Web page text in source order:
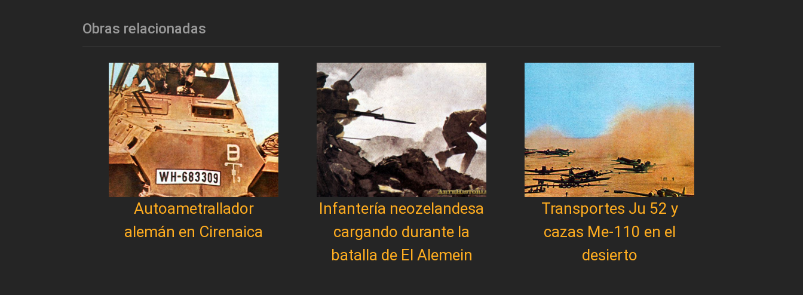
Obras relacionadas
Autoametrallador
alemán en Cirenaica
Infantería neozelandesa
cargando durante la
batalla de El Alemein
Transportes Ju 52 y
cazas Me-110 en el
desierto